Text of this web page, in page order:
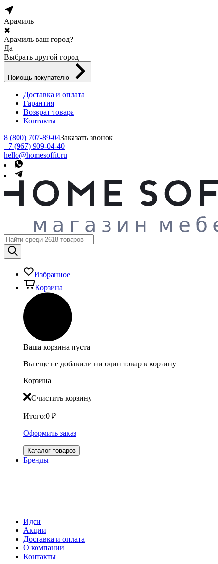
Арамиль
✖
Арамиль ваш город?
Да
Выбрать другой город
Помощь покупателю
Доставка и оплата
Гарантия
Возврат товара
Контакты
8 (800) 707-89-04Заказать звонок
+7 (967) 909-04-40
hello@homesoffit.ru
Избранное
Корзина
Ваша корзина пуста
Вы еще не добавили ни один товар в корзину
Корзина
Очистить корзину
Итого:0 ₽
Оформить заказ
Каталог товаров
Бренды
Идеи
Акции
Доставка и оплата
О компании
Контакты